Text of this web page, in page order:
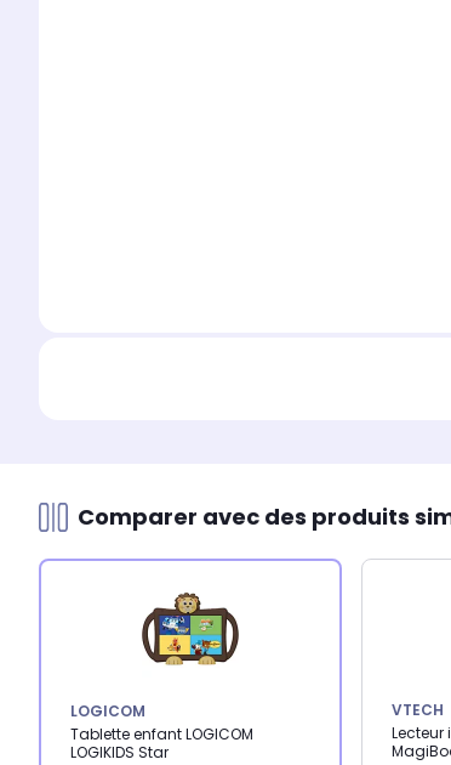
Comparer avec des produits
LOGICOM
Tablette enfant LOGICOM
LOGIKIDS Star
VTECH
Lecteur